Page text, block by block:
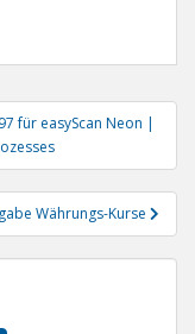
für easyScan Neon |
Währungs-Kurse